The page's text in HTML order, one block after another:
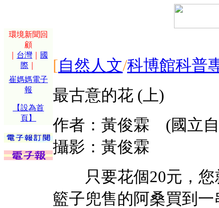
環境新聞回
顧
台灣
國
際
崔媽媽電子
報
【設為首
頁】
[自然人文/科博館科普
最古意的花 (上)
作者：黃俊霖 (國立
攝影：黃俊霖
只要花個20元，您
籃子兜售的阿桑買到